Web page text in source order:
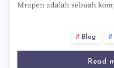
Mrapen adalah sebuah
Blog
Read